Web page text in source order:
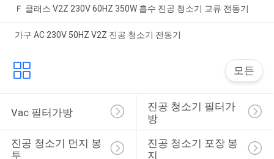
Ｆ 클래스 V2Z 230V 60HZ 350W 흡수 진공 청소기 교류 전동기
가구 AC 230V 50HZ V2Z 진공 청소기 전동기
모든
Vac 필터가방
진공 청소기 필터가
방
진공 청소기 먼지 봉
투
진공 청소기 포장 봉
지